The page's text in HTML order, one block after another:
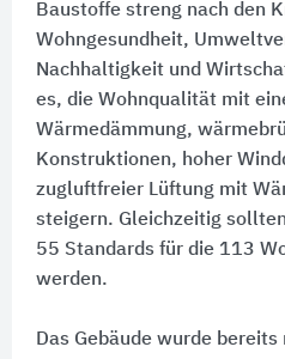
Baustoffe streng nach den
Wohngesundheit,
Nachhaltigkeit und
es, die Wohnqualität mit
Wärmedämmung,
Konstruktionen, hoher
zugluftfreier Lüftung mit
steigern. Gleichzeitig
55 Standards für die 113
werden.
Das Gebäude wurde